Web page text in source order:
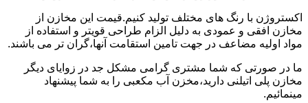
اکستروژن با رنگ های مختلف تولید کنیم.قیمت این مخازن از
مخازن افقی و عمودی به دلیل الزام طراحی قویتر و استفاده از
مواد اولیه مضاعف در جهت تامین استقامت آنها،گران تر می باشند.
ما در صورتی که شما مشتری گرامی مشکل جد در زوایای دیگر
مخازن پلی اتیلنی دارید،مخزن آب مکعبی را به شما پیشنهاد
مینمائیم.